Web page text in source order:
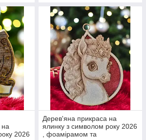
2026
Дерев'яна прикраса на
ялинку з символом року 2026
, фоамірамом та